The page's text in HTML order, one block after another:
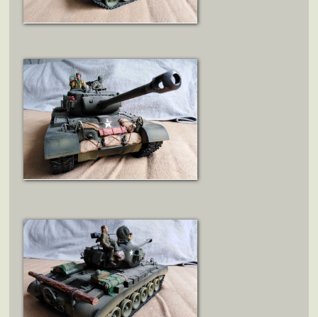
ZOBRAZIT DETAIL
ZOBRAZIT DETAIL